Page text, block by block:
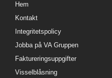
Hem
Kontakt
Integritetspolicy
Jobba på VA Gruppen
Faktureringsuppgifter
Visselblåsning